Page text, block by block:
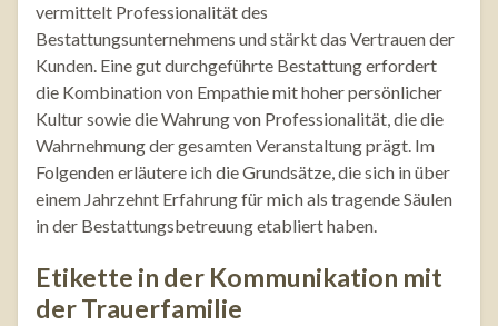
vermittelt Professionalität des
Bestattungsunternehmens und stärkt das Vertrauen der
Kunden. Eine gut durchgeführte Bestattung erfordert
die Kombination von Empathie mit hoher persönlicher
Kultur sowie die Wahrung von Professionalität, die die
Wahrnehmung der gesamten Veranstaltung prägt. Im
Folgenden erläutere ich die Grundsätze, die sich in über
einem Jahrzehnt Erfahrung für mich als tragende Säulen
in der Bestattungsbetreuung etabliert haben.
Etikette in der Kommunikation mit
der Trauerfamilie